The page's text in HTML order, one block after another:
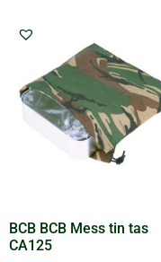
BCB BCB Mess tin tas
CA125